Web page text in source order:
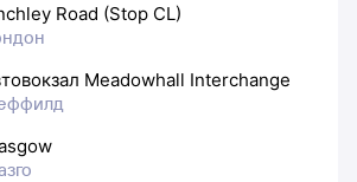
Road (Stop CL)
Meadowhall Interchange